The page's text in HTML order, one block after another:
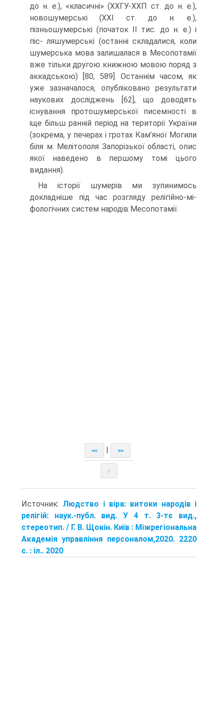
до н. е.), «класичні» (ХХГУ-ХХП ст. до н. е.),
новошумерські (XXI ст. до н. е.),
пізньошумерські (початок II тис. до н. е.) і
піс- ляшумерські (останні складалися, коли
шумерська мова залишалася в Месопотамії
вже тільки другою книжною мовою поряд з
аккадською) [80, 589]. Останнім ча­сом, як
уже зазначалося, опубліковано результати
наукових досліджень [62], що доводять
існування протошумерської писемності в
іще більш ранній період на те­риторії України
(зокрема, у печерах і гротах Кам’яної Могили
біля м. Мелітополя Запорізької області, опис
якої наведено в першому томі цього
видання).
На історії шумерів ми зупинимось
докладніше під час розгляду релігійно-мі­
фологічних систем народів Месопотамії.
<< >>
↑
Источник: Людство і віра: витоки народів і
релігій: наук.-публ. вид. У 4 т. 3-тє вид.,
стереотип. / Г. В. Щокін. Київ : Міжрегіональна
Академія управління персоналом,2020. 2220
с. : іл.. 2020